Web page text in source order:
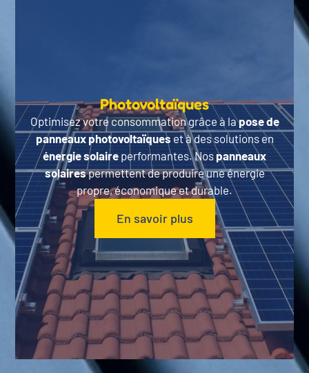
Photovoltaïques
Optimisez votre consommation grâce à lapose de
panneaux photovoltaïques et à des solutions en
énergie solaire performantes. Nos panneaux
solairespermettent de produire une énergie
propre, économique et durable.
En savoir plus